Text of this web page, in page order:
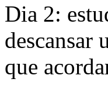
Dia 2:
descansar
que